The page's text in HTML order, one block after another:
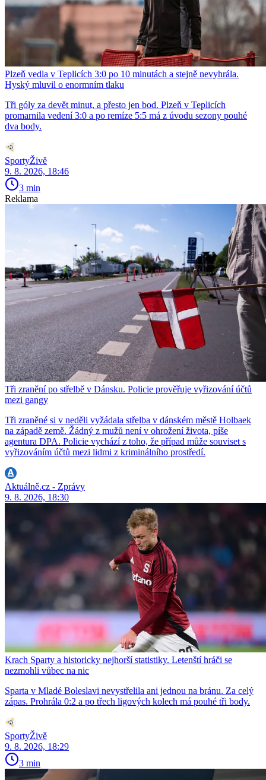
Plzeň vedla v Teplicích 3:0 po 10 minutách a stejně nevyhrála.
Hyský mluvil o enormním tlaku
Tři góly za devět minut, a přesto jen bod. Plzeň v Teplicích
promarnila vedení 3:0 a po remíze 5:5 má z úvodu sezony pouhé
dva body.
SportyŽivě
9. 8. 2026, 18:46
3 min
Reklama
Tři zranění po střelbě v Dánsku. Policie prověřuje vyřizování účtů
mezi gangy
Tři zraněné si v neděli vyžádala střelba v dánském městě Holbaek
na západě země. Žádný z mužů není v ohrožení života, píše
agentura DPA. Policie vychází z toho, že případ může souviset s
vyřizováním účtů mezi lidmi z kriminálního prostředí.
Aktuálně.cz - Zprávy
9. 8. 2026, 18:30
Krach Sparty a historicky nejhorší statistiky. Letenští hráči se
nezmohli vůbec na nic
Sparta v Mladé Boleslavi nevystřelila ani jednou na bránu. Za celý
zápas. Prohrála 0:2 a po třech ligových kolech má pouhé tři body.
SportyŽivě
9. 8. 2026, 18:29
3 min